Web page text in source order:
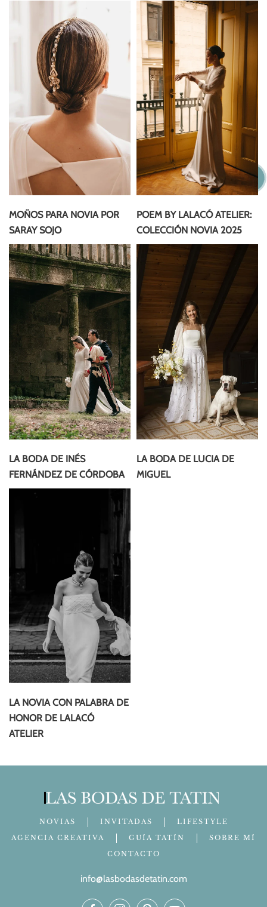
MOÑOS PARA NOVIA POR
SARAY SOJO
POEM BY LALACÓ ATELIER:
COLECCIÓN NOVIA 2025
LA BODA DE INÉS
FERNÁNDEZ DE CÓRDOBA
LA BODA DE LUCIA DE
MIGUEL
LA NOVIA CON PALABRA DE
HONOR DE LALACÓ
ATELIER
NOVIAS INVITADAS
LIFESTYLE
AGENCIA CREATIVA
GUÍA TATÍN
SOBRE MÍ
CONTACTO
info@lasbodasdetatin.com